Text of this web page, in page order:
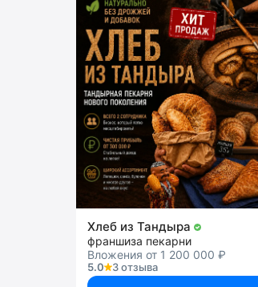
Хлеб из Тандыра
франшиза пекарни
Вложения от 1 200 000 ₽
5.0
3 отзыва